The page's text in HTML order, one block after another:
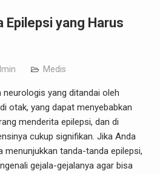
Epilepsi yang Harus
Medis
neurologis yang ditandai oleh
otak, yang dapat menyebabkan
menderita epilepsi, dan di
cukup signifikan. Jika Anda
menunjukkan tanda-tanda epilepsi,
gejala-gejalanya agar bisa